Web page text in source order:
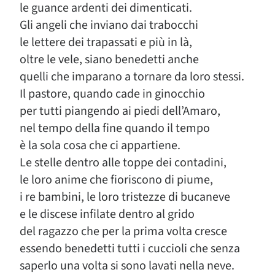
le guance ardenti dei dimenticati.
Gli angeli che inviano dai trabocchi
le lettere dei trapassati e più in là,
oltre le vele, siano benedetti anche
quelli che imparano a tornare da loro stessi.
Il pastore, quando cade in ginocchio
per tutti piangendo ai piedi dell’Amaro,
nel tempo della fine quando il tempo
è la sola cosa che ci appartiene.
Le stelle dentro alle toppe dei contadini,
le loro anime che fioriscono di piume,
i re bambini, le loro tristezze di bucaneve
e le discese infilate dentro al grido
del ragazzo che per la prima volta cresce
essendo benedetti tutti i cuccioli che senza
saperlo una volta si sono lavati nella neve.